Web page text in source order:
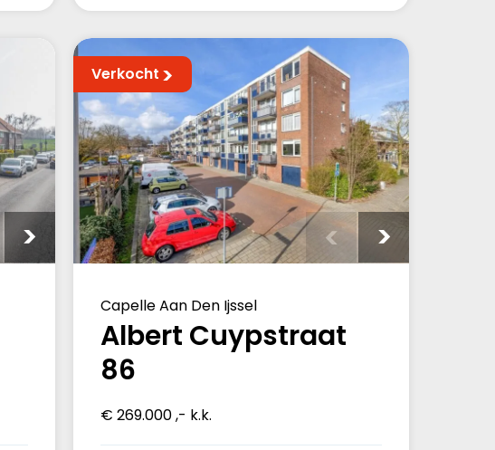
Verkocht
Capelle Aan Den Ijssel
Albert Cuypstraat
86
€ 269.000 ,- k.k.